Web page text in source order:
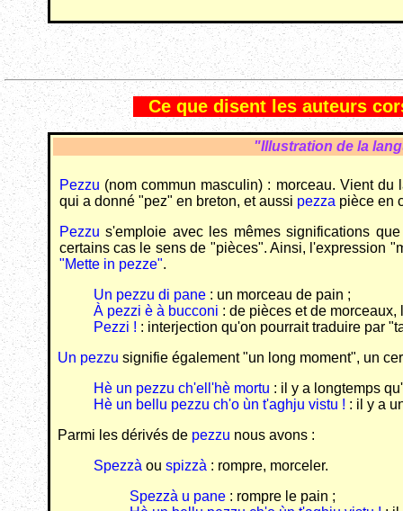
Ce que disent les auteurs
"Illustration de la
Pezzu (nom commun masculin) : morceau. Vient
qui a donné "pez" en breton, et aussi pezza pièce en
Pezzu s'emploie avec les mêmes significations
certains cas le sens de "pièces". Ainsi, l'expression
"Mette in pezze".
Un pezzu di pane: un morceau de pain ;
À pezzi è à bucconi : de pièces et de
Pezzi ! : interjection qu'on pourrait traduire par
Un pezzu signifie également "un long moment", un
Hè un pezzu ch'ell'hè mortu : il y a longtemps
Hè un bellu pezzu ch'o ùn t'aghju vistu ! : il y a
Parmi les dérivés de pezzu nous avons :
Spezzà ou spizzà : rompre, morceler.
Spezzà u pane: rompre le pain ;